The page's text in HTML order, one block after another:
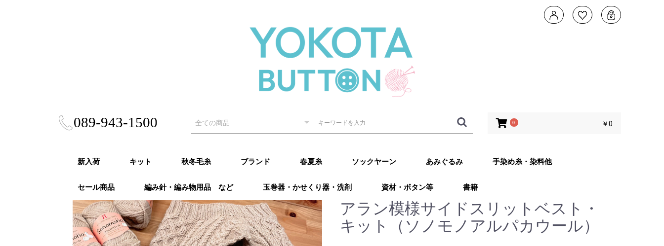
089-943-1500 0 ￥0
新入荷 キット
秋冬キット Puppy (パピー)
DARUMA（ダルマ）
RICHMORE（リッチ
ハマナカ
ダイヤモンド毛糸
NASKA（ナスカ）
LANG（ラング）
Katia（カティア）
オリムパス
春夏キット Puppy (パピー)
DARUMA（ダルマ）
RICHMORE（リッチ
ハマナカ
ダイヤモンド毛糸
LANG(ラング)
あみぐるみ・雑貨
風工房キット
東海えりかキット
ビヨンドザリーフ
秋冬毛糸
Puppy (パピー) 秋
RICHMORE（リッチ
DARUMA（ダルマ）
ハマナカ 秋冬
NASKA（内藤商
ダイヤモンド毛糸
ニッケビクター 秋
スキー（元廣）秋冬
オリムパス 秋冬
LANG（ラング）秋
Katia（カティア）
Opal（オパール）秋
REGIA（レギア）秋
PRO LANA（プロラ
Woolly Hugs（ウー
malabrigo（マラブ
ROWAN (ローワ
alize (アリゼ）秋冬
Knit Pro（ニットプ
Urthyarns（アース
LAINES du
ノール）秋冬
DMC
ブランド
Puppy(パピー)
RICHMORE(リッチ
DARUMA(ダルマ)
ハマナカ
NASKA（内藤商
ダイヤモンド毛糸
ニッケビクター
スキー（元廣)
オリムパス
メルヘンアート
アトリエksk
LANG(ラング)
Katia（カティア）
Opal(オパール)
REGIA（レギア）
PRO LANA（プロラ
Woolly Hugs（ウー
malabrigo(マラブ
ROWAN(ローワン）
alize(アリゼ）
Urthyarns（アース
LAINES du
ノード）
BEYOND THE
リーフ）
addi（アディ）
LYKKE（リッケ）
クロバー
チューリップ
Knit pro（ニットプ
LANTERNMOON（ラ
Prym（プリム）
日本ヴォーグ社
タカギ繊維
春夏糸
Puppy (パピー)春夏
RICHMORE（リッチ
DARUMA（ダルマ）
ハマナカ 春夏
NASKA（ナスカ）
ダイヤモンド毛糸
ニッケビクター 春
スキー（元廣）春夏
メルヘンアート 春
LANG（ラング）春
Katia（カティア）
Opal（オパール）春
REGIA（レギア）春
PRO LANA（プロラ
malabrigo（マラブ
ROWAN (ローワ
alize (アリゼ）春夏
Urthyarns（アース
DMC
タカギ繊維
ソックヤーン あみぐるみ
エルタデザイン 武
ルキット
なわともこのカメレ
その他 あみぐるみ
手染め糸・染料他
セール商品
毛糸・春夏糸
編針・輪針セット・
アウトレット品
オパール毛糸・特別
価格
編み針・編み物用品 など
かぎ針
２本針
4本針・５本針
輪針
輪針セット
かぎ針セット
編み物用品
ゲージメジャー・製図用
紙 他
玉巻器・かせくり器・洗剤 資材・ボタン等 書籍
アラン模様サイドスリットベスト・
キット（ソノモノアルパカウール）